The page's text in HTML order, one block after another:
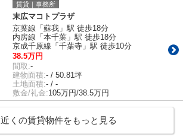
賃貸｜事務所
末広マコトプラザ
京葉線「蘇我」駅 徒歩18分
内房線「本千葉」駅 徒歩18分
京成千原線「千葉寺」駅 徒歩10分
38.5万円
間取:-
建物面積:- / 50.81坪
土地面積:- / -
敷金/礼金:105万円/38.5万円
近くの賃貸物件をもっと見る